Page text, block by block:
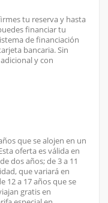
tu reserva y hasta
financiar tu
de financiación
bancaria. Sin
y con
que se alojen en un
oferta es válida en
dos años; de 3 a 11
que variará en
12 a 17 años que se
gratis en